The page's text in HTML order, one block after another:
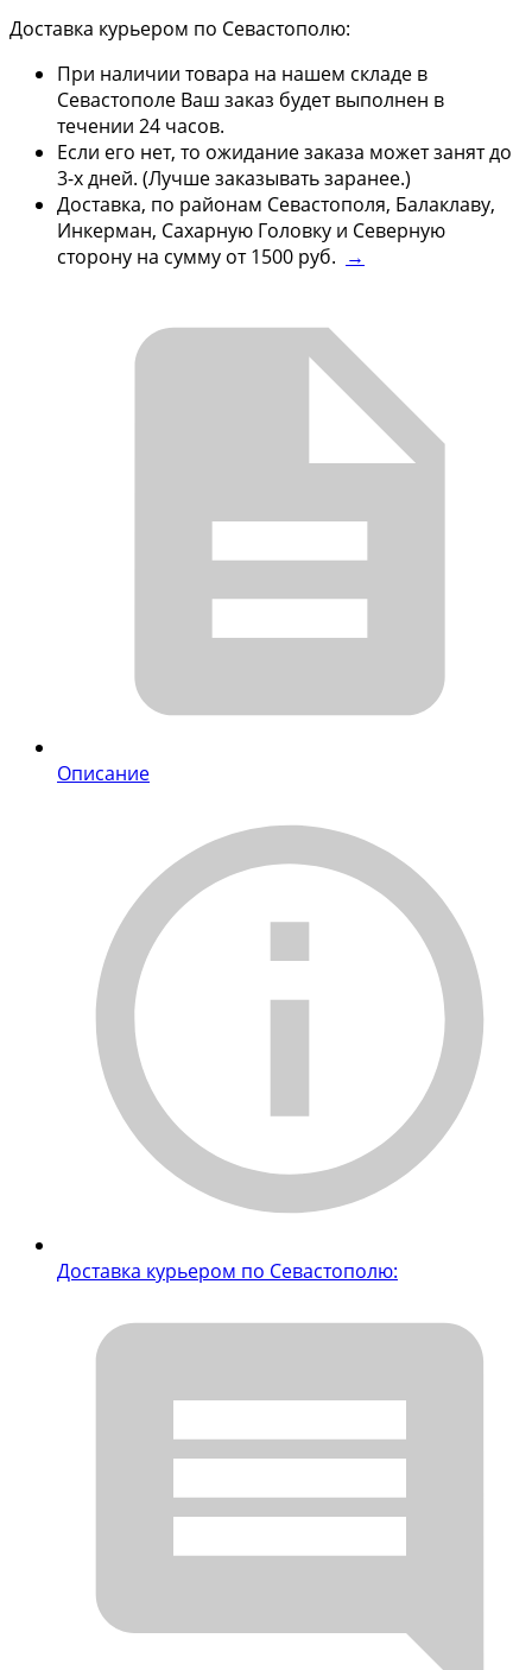
Доставка курьером по Севастополю:
При наличии товара на нашем складе в
Севастополе Ваш заказ будет выполнен в
течении 24 часов.
Если его нет, то ожидание заказа может занят до
3-х дней. (Лучше заказывать заранее.)
Доставка, по районам Севастополя, Балаклаву,
Инкерман, Сахарную Головку и Северную
сторону на сумму от 1500 руб. →
Описание
Доставка курьером по Севастополю: